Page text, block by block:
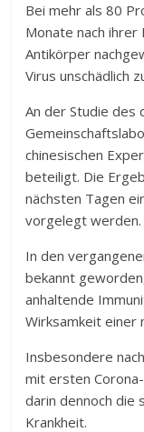
Bei mehr als 80
Monate nach ihrer
Antikörper
Virus unschädlich
An der Studie des
chinesischen
beteiligt. Die
nächsten Tagen
vorgelegt werden.
In den
bekannt
anhaltende
Wirksamkeit einer
Insbesondere
mit ersten
darin dennoch die
Krankheit.